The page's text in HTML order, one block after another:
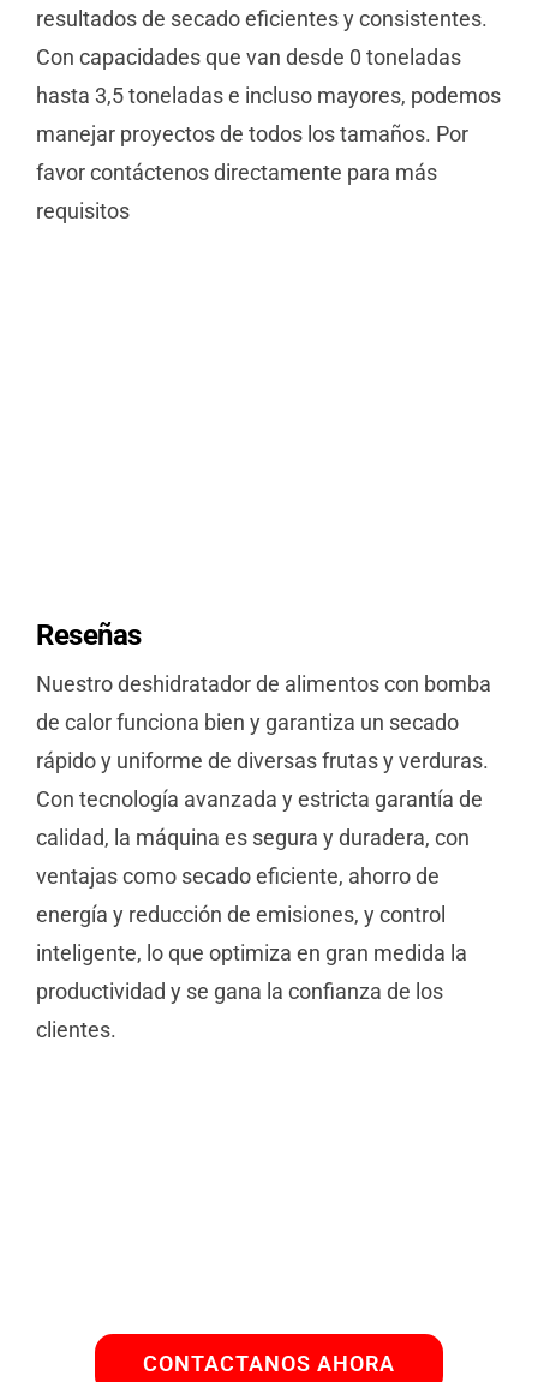
resultados de secado eficientes y consistentes.
Con capacidades que van desde 0 toneladas
hasta 3,5 toneladas e incluso mayores, podemos
manejar proyectos de todos los tamaños. Por
favor contáctenos directamente para más
requisitos
Reseñas
Nuestro deshidratador de alimentos con bomba
de calor funciona bien y garantiza un secado
rápido y uniforme de diversas frutas y verduras.
Con tecnología avanzada y estricta garantía de
calidad, la máquina es segura y duradera, con
ventajas como secado eficiente, ahorro de
energía y reducción de emisiones, y control
inteligente, lo que optimiza en gran medida la
productividad y se gana la confianza de los
clientes.
CONTACTANOS AHORA